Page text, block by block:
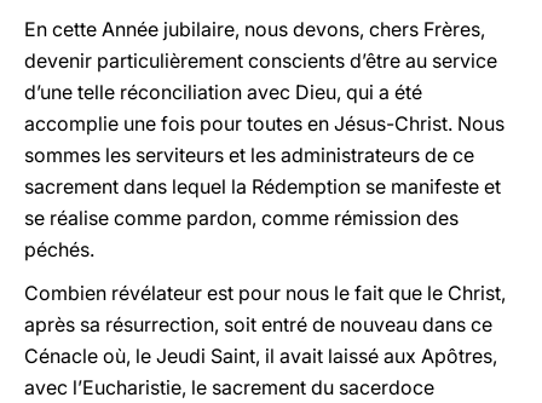
En cette Année jubilaire, nous devons, chers Frères,
devenir particulièrement conscients d’être au service
d’une telle réconciliation avec Dieu, qui a été
accomplie une fois pour toutes en Jésus-Christ. Nous
sommes les serviteurs et les administrateurs de ce
sacrement dans lequel la Rédemption se manifeste et
se réalise comme pardon, comme rémission des
péchés.
Combien révélateur est pour nous le fait que le Christ,
après sa résurrection, soit entré de nouveau dans ce
Cénacle où, le Jeudi Saint, il avait laissé aux Apôtres,
avec l’Eucharistie, le sacrement du sacerdoce